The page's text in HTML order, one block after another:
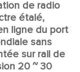
de radio
étalé,
ligne du port
sans
sur rail de
20 ~ 30